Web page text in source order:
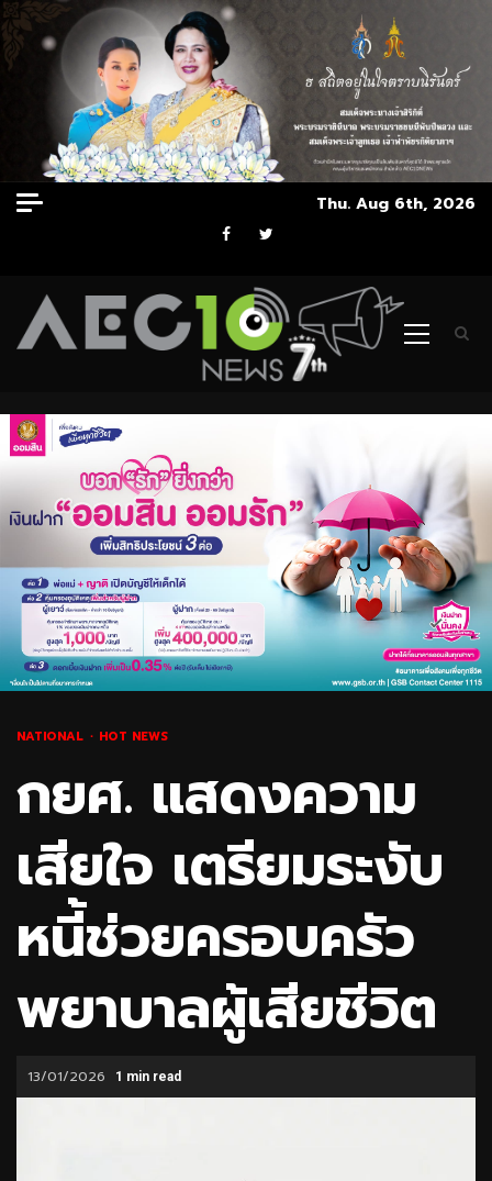
Skip
to
Thu. Aug 6th, 2026
Facebook
Twitter
Primary
NATIONAL HOT NEWS
กยศ. แสดงความ
เสียใจ เตรียมระงับ
หนี้ช่วยครอบครัว
พยาบาลผู้เสียชีวิต
13/01/2026 1 min read